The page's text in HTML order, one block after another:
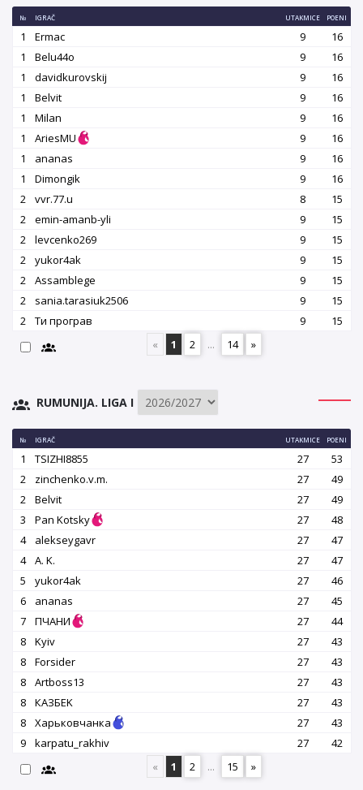
№ IGRAČ UTAKMICE POENI
1 Ermac 9
16
1
Belu44o 9
16
1
davidkurovskij 9
16
1
Belvit 9
16
1
Milan 9
16
1
AriesMU 9
16
1
ananas 9
16
1
Dimongik 9
16
2
vvr.77.u 8
15
2
emin-amanb-yli 9
15
2
levcenko269 9
15
2
yukor4ak 9
15
2
Assamblege 9
15
2
sania.tarasiuk2506 9
15
2
Ти програв 9
15
«
1 2 ... 14 »
RUMUNIJA. LIGA I
№ IGRAČ UTAKMICE POENI
1 TSIZHI8855 27
53
2
zinchenko.v.m. 27
49
2
Belvit 27
49
3
Pan Kotsky 27
48
4
alekseygavr 27
47
4
A. K. 27
47
5
yukor4ak 27
46
6
ananas 27
45
7
ПЧАНИ 27
44
8
Kyiv 27
43
8
Forsider 27
43
8
Artboss13 27
43
8
КАЗБEK 27
43
8
Харьковчанка 27
43
9
karpatu_rakhiv 27
42
«
1 2 ... 15 »